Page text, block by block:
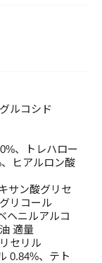
ルコシド
、トレハロー
ヒアルロン酸
サン酸グリセ
リコール
ヘニルアルコ
適量
セリル
0.84%、テト